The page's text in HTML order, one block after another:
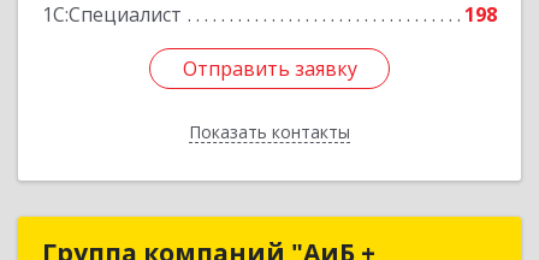
1С:Специалист
198
Отправить заявку
Показать контакты
Отправить заявку
Назад
Группа компаний "АиБ +
Группа компаний "АиБ +